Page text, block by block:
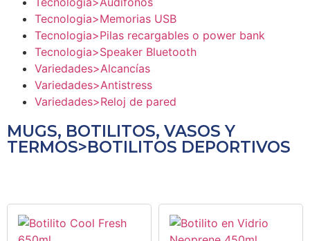
Tecnologia>Memorias USB
Tecnologia>Pilas recargables o power bank
Tecnologia>Speaker Bluetooth
Variedades>Alcancías
Variedades>Antistress
Variedades>Reloj de pared
MUGS, BOTILITOS, VASOS Y
TERMOS>BOTILITOS DEPORTIVOS